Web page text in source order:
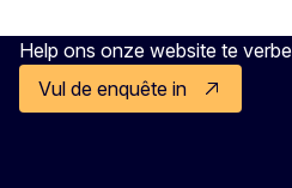
Help ons onze website te
Vul de enquête in